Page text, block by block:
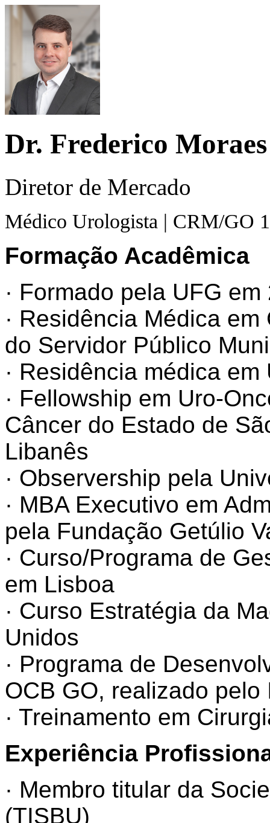
Dr. Frederico
Diretor de Mercado
Médico Urologista | CRM/GO
Formação Acadêmica
· Formado pela UFG em
· Residência Médica
do Servidor Público
· Residência médica
· Fellowship em Uro-
Câncer do Estado de
Libanês
· Observership pela
· MBA Executivo em
pela Fundação Getúlio
· Curso/Programa de
em Lisboa
· Curso Estratégia da
Unidos
· Programa de
OCB GO, realizado
· Treinamento em
Experiência
· Membro titular da
(TISBU)